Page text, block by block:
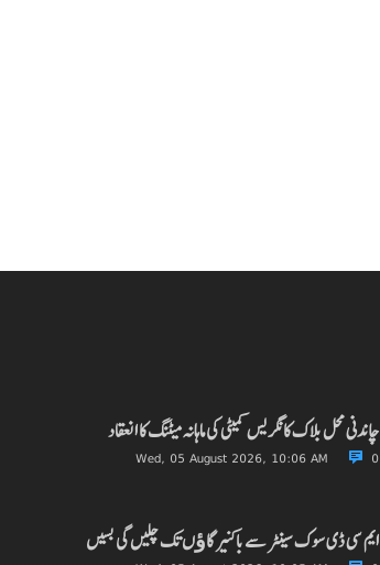
چاندنی محل بلاک کانگریس کمیٹی کی ماہانہ میٹنگ کا انعقاد
Wed, 05 August 2026, 10:06 AM 0
ایم سی ڈی سوک سینٹر سے باکنیر گاﺅں تک چلیں گی بسیں